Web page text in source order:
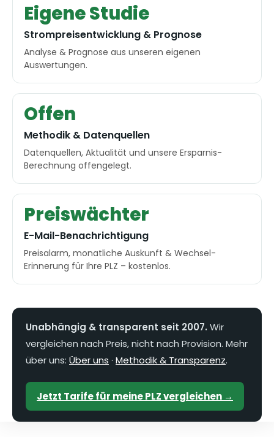
Eigene Studie
Strompreisentwicklung & Prognose
Analyse & Prognose aus unseren eigenen
Auswertungen.
Offen
Methodik & Datenquellen
Datenquellen, Aktualität und unsere Ersparnis-
Berechnung offengelegt.
Preiswächter
E-Mail-Benachrichtigung
Preisalarm, monatliche Auskunft & Wechsel-
Erinnerung für Ihre PLZ – kostenlos.
Unabhängig & transparent seit 2007. Wir
vergleichen nach Preis, nicht nach Provision. Mehr
über uns: Über uns · Methodik & Transparenz.
Jetzt Tarife für meine PLZ vergleichen →